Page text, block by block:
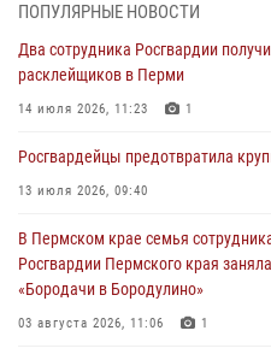
юных спортсменов
03 августа 2026, 10:59
30 июля 2026, 05:19
богослужении в Перми
28 июля 2026, 10:44
Росгвардейцы оказали силовую
ПОПУЛЯРНЫЕ НОВОСТИ
Два сотрудника Росгвардии
расклейщиков в Перми
14 июля 2026, 11:23 1
Росгвардейцы предотвратила
13 июля 2026, 09:40
В Пермском крае семья
Росгвардии Пермского края
«Бородачи в Бородулино»
03 августа 2026, 11:06 1